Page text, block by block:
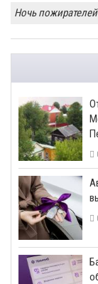
Ночь